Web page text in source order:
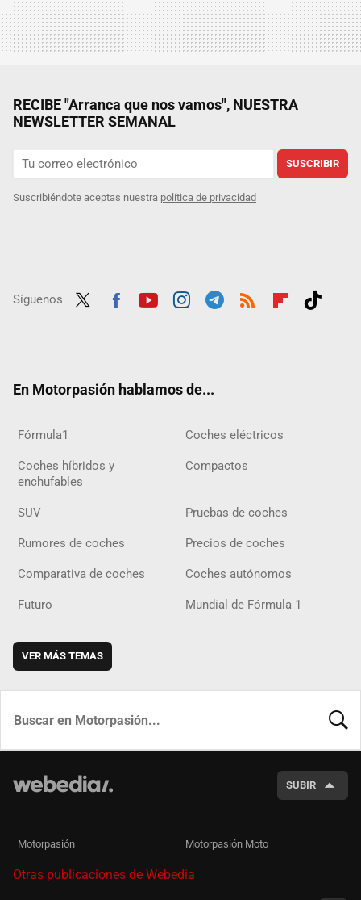
RECIBE "Arranca que nos vamos", NUESTRA
NEWSLETTER SEMANAL
SUSCRIBIR
Suscribiéndote aceptas nuestra política de privacidad
Síguenos
En Motorpasión hablamos de...
Fórmula1 Coches eléctricos
Coches híbridos y
enchufables
Compactos
SUV Pruebas de coches
Rumores de coches Precios de coches
Comparativa de coches Coches autónomos
Futuro Mundial de Fórmula 1
VER MÁS TEMAS
SUBIR
Motorpasión Motorpasión Moto
Otras publicaciones de Webedia